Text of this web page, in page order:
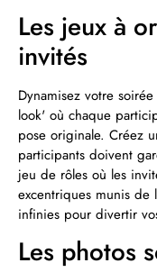
Les jeux à
invités
Dynamisez votre
look' où chaque
pose originale. Créez
participants doivent
jeu de rôles où les
excentriques munis de
infinies pour divertir
Les photos